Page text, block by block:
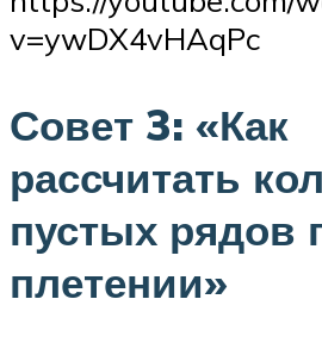
v=ywDX4vHAqPc
Совет 3: «Как
рассчитать
пустых рядов
плетении»